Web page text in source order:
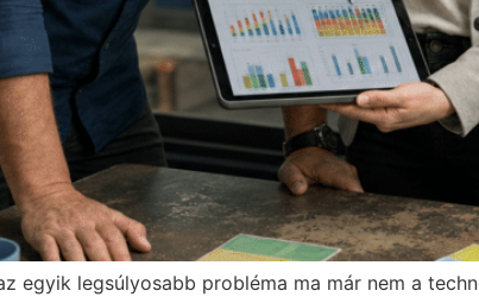
egyik legsúlyosabb probléma ma már nem a